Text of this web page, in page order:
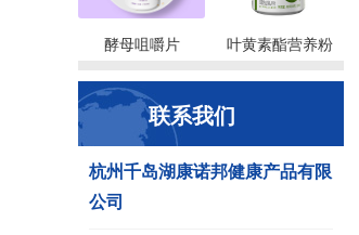
酵母咀嚼片 叶黄素酯营养粉
联系我们
杭州千岛湖康诺邦健康产品有限
公司